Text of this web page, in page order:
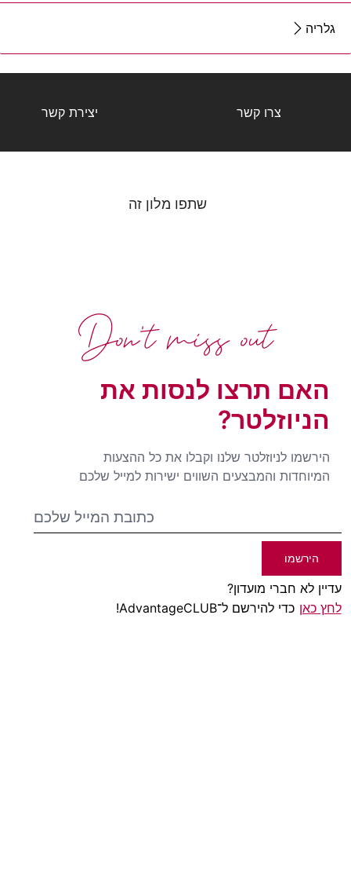
גלריה
צרו קשר יצירת קשר
שתפו מלון זה
האם תרצו לנסות את
הניוזלטר?
הירשמו לניוזלטר שלנו וקבלו את כל ההצעות
המיוחדות והמבצעים השווים ישירות למייל שלכם
הירשמו
עדיין לא חברי מועדון?
לחץ כאן כדי להירשם ל־AdvantageCLUB!
Don't miss out